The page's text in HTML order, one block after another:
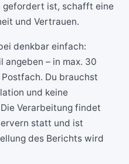
ist, schafft eine
und Vertrauen.
denkbar einfach:
angeben – in max. 30
Du brauchst
und keine
Verarbeitung findet
statt und ist
des Berichts wird